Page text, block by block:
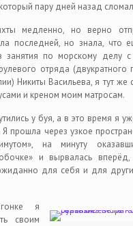
пару дней назад
медленно, но верно
последней, но знала, что
занятия по морскому делу
отряда (двукратного
Никиты Васильева, я тут же
и креном моим матросам.
у буя, а в это время я
Я прошла через узкое
на минуту
и вырвалась
для себя и для
я
своим